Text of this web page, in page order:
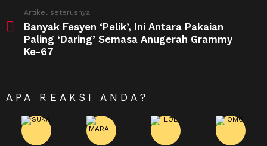
Artikel seterusnya
Banyak Fesyen ‘Pelik’, Ini Antara Pakaian
Paling ‘Daring’ Semasa Anugerah Grammy
Ke-67
APA REAKSI ANDA?